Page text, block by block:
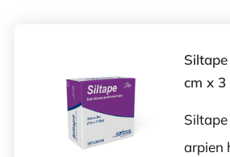
cm x 3
arpien